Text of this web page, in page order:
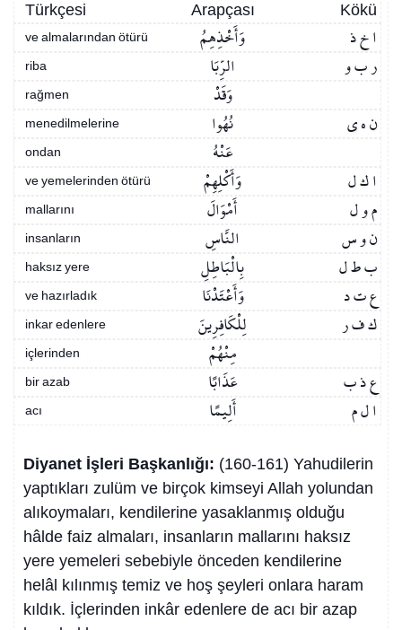
Türkçesi Kökü
Arapçası
ve almalarından ötürü ا خ ذ وَأَخْذِهِمُ
riba ر ب و الرِّبَا
rağmen وَقَدْ
menedilmelerine ن ه ي نُهُوا
ondan عَنْهُ
ve yemelerinden ötürü ا ك ل وَأَكْلِهِمْ
mallarını م و ل أَمْوَالَ
insanların ن و س النَّاسِ
haksız yere ب ط ل بِالْبَاطِلِ
ve hazırladık ع ت د وَأَعْتَدْنَا
inkar edenlere ك ف ر لِلْكَافِرِينَ
içlerinden مِنْهُمْ
bir azab ع ذ ب عَذَابًا
acı ا ل م أَلِيمًا
Diyanet İşleri Başkanlığı: (160-161) Yahudilerin
yaptıkları zulüm ve birçok kimseyi Allah yolundan
alıkoymaları, kendilerine yasaklanmış olduğu
hâlde faiz almaları, insanların mallarını haksız
yere yemeleri sebebiyle önceden kendilerine
helâl kılınmış temiz ve hoş şeyleri onlara haram
kıldık. İçlerinden inkâr edenlere de acı bir azap